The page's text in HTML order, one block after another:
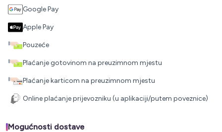
Google Pay
Apple Pay
Pouzeće
Plaćanje gotovinom na preuzimnom mjestu
Plaćanje karticom na preuzimnom mjestu
Online plaćanje prijevozniku (u aplikaciji/putem poveznice)
Mogućnosti dostave